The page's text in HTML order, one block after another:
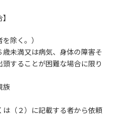
除く。）
未満又は病気、身体の障害そ
することが困難な場合に限り
族
（２）に記載する者から依頼